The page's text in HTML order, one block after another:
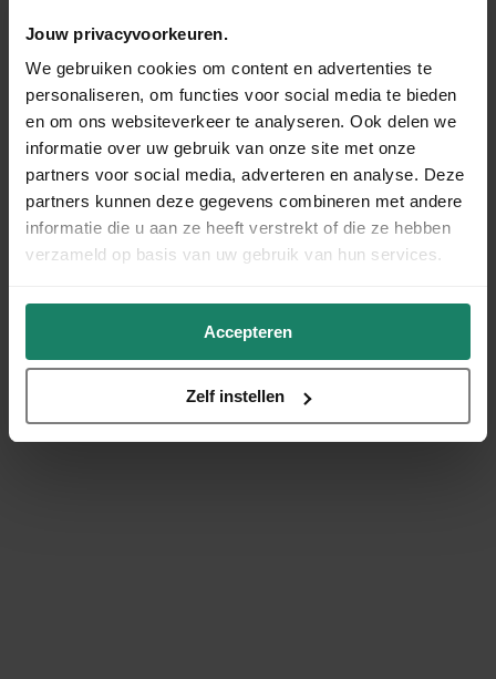
Jouw privacyvoorkeuren.
We gebruiken cookies om content en advertenties te
personaliseren, om functies voor social media te bieden
en om ons websiteverkeer te analyseren. Ook delen we
informatie over uw gebruik van onze site met onze
partners voor social media, adverteren en analyse. Deze
partners kunnen deze gegevens combineren met andere
informatie die u aan ze heeft verstrekt of die ze hebben
verzameld op basis van uw gebruik van hun services.
Accepteren
Zelf instellen